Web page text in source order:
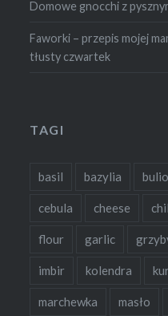
Domowe gnocchi z
Faworki – przepis mojej
tłusty czwartek
TAGI
basil bazylia
cebula cheese
flour garlic
imbir kolendra
marchewka masło